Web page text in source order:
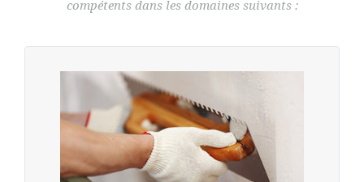
compétents dans les domaines suivants :